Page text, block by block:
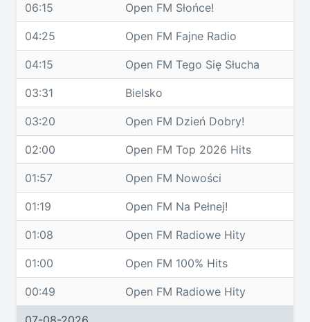
06:15 Open FM Słońce!
04:25 Open FM Fajne Radio
04:15 Open FM Tego Się Słucha
03:31 Bielsko
03:20 Open FM Dzień Dobry!
02:00 Open FM Top 2026 Hits
01:57 Open FM Nowości
01:19 Open FM Na Pełnej!
01:08 Open FM Radiowe Hity
01:00 Open FM 100% Hits
00:49 Open FM Radiowe Hity